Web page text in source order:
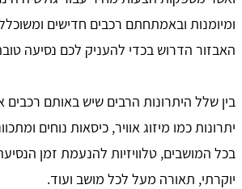
ומיומנות ובאמתחתם רכבים חדישים
האבזור הדרוש בכדי להעניק לכם נסיעה
בין שלל היתרונות הרבים שיש באותם רכבים
יתרונות כמו מיזוג אוויר, כיסאות נוחים
בכל המושבים, טלוויזיות להנעמת זמן
יוקרתי, תאורה מעל לכל מושב ועוד.